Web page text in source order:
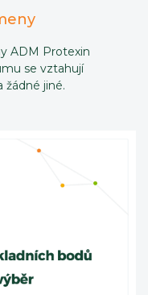
ADM Protexin
se vztahují
jiné.